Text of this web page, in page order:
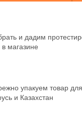
и дадим
магазине
упакуем товар
и Казахстан